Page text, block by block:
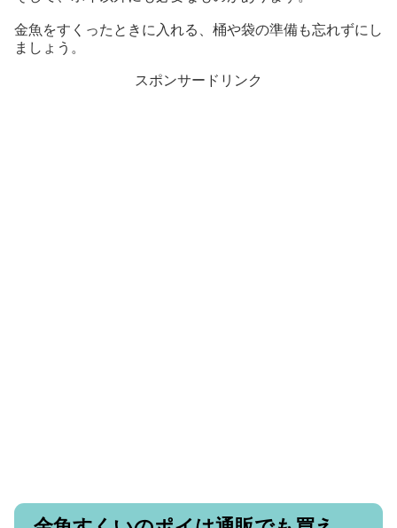
金魚をすくったときに入れる、桶や袋の準備も忘れずにし
ましょう。
スポンサードリンク